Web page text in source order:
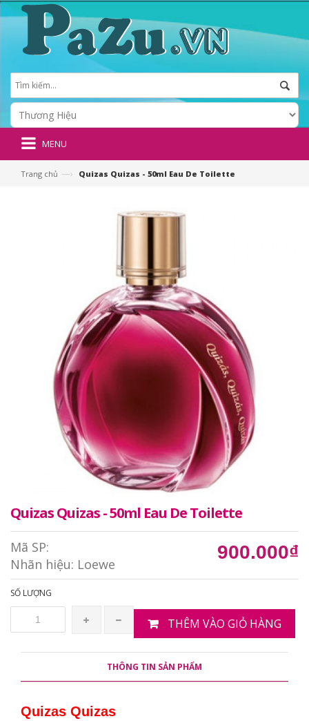
MENU
Trang chủ —› Quizas Quizas - 50ml Eau De Toilette
Quizas Quizas - 50ml Eau De Toilette
Mã SP:
Nhãn hiệu: Loewe
900.000₫
SỐ LƯỢNG
THÊM VÀO GIỎ HÀNG
THÔNG TIN SẢN PHẨM
Quizas Quizas